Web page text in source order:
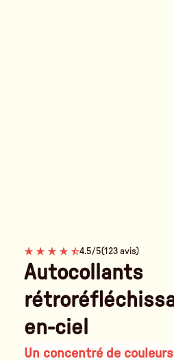
4.5/5(123 avis)
Autocollants
en-ciel
Un concentré de